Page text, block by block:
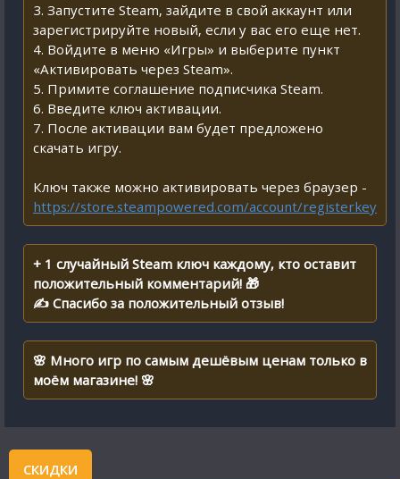
3. Запустите Steam, зайдите в свой аккаунт или
зарегистрируйте новый, если у вас его еще нет.
4. Войдите в меню «Игры» и выберите пункт
«Активировать через Steam».
5. Примите соглашение подписчика Steam.
6. Введите ключ активации.
7. После активации вам будет предложено
скачать игру.
Ключ также можно активировать через браузер -
https://store.steampowered.com/account/registerkey
+ 1 случайный Steam ключ каждому, кто оставит
положительный комментарий! 🎁
✍ Спасибо за положительный отзыв!
🌸 Много игр по самым дешёвым ценам только в
моём магазине! 🌸
СКИДКИ